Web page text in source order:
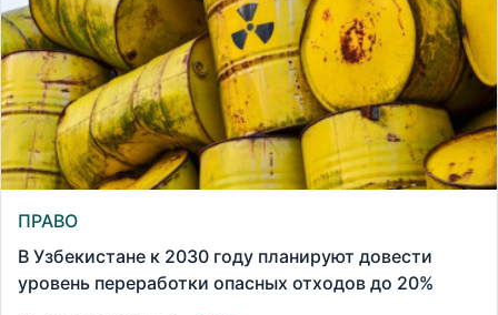
ПРАВО
В Узбекистане к 2030 году планируют довести
уровень переработки опасных отходов до 20%